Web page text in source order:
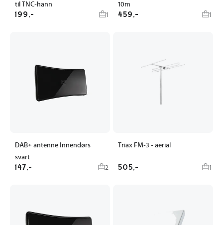
til TNC-hann
199,- 1
10m
459,- 1
DAB+ antenne Innendørs
svart
147,- 2
Triax FM-3 - aerial
505,- 1